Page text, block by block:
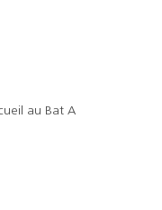
au Bat A